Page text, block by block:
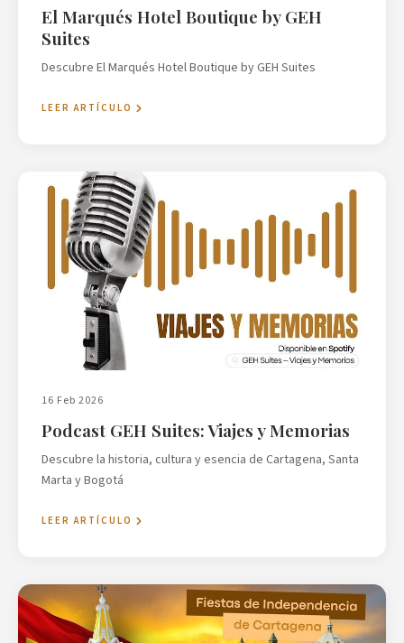
El Marqués Hotel Boutique by GEH
Suites
Descubre El Marqués Hotel Boutique by GEH Suites
LEER ARTÍCULO
16 Feb 2026
Podcast GEH Suites: Viajes y Memorias
Descubre la historia, cultura y esencia de Cartagena, Santa
Marta y Bogotá
LEER ARTÍCULO